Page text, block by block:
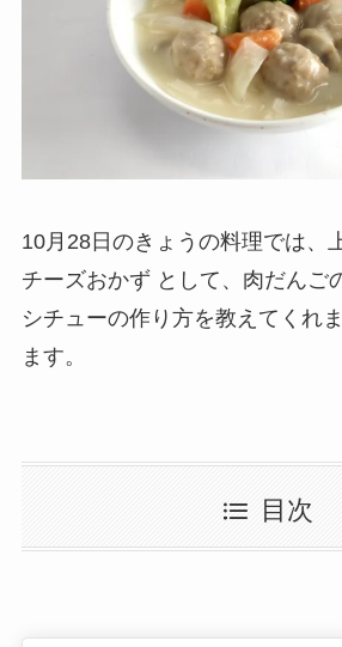
10月28日のきょうの料理では、
チーズおかず として、肉だんご
シチューの作り方を教えてくれ
ます。
目次